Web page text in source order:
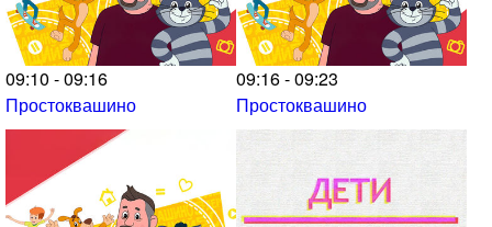
09:10 - 09:16
Простоквашино
09:16 - 09:23
Простоквашино